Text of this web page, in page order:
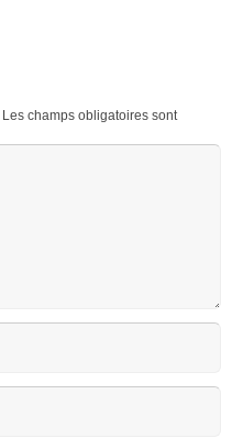
Les champs obligatoires sont